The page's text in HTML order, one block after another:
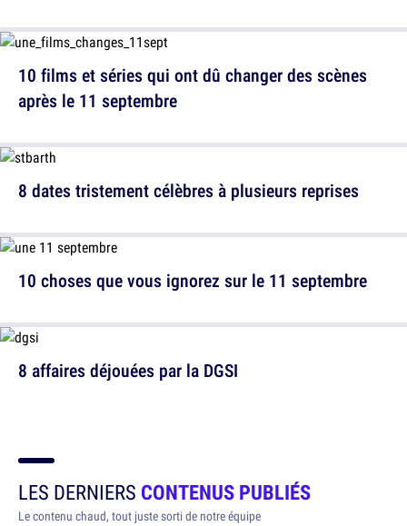
8 dates tristement célèbres à plusieurs reprises
8 affaires déjouées par la DGSI
10 films et séries qui ont dû changer des scènes
après le 11 septembre
10 choses que vous ignorez sur le 11 septembre
LES DERNIERS CONTENUS PUBLIÉS
Le contenu chaud, tout juste sorti de notre équipe